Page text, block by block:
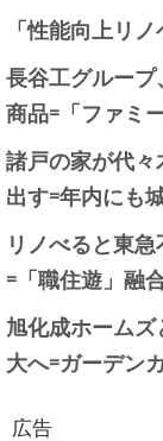
「性能向上リ
長谷工グルー
商品=「ファミ
諸戸の家が代
出す=年内にも
リノべると東
=「職住遊」融
旭化成ホーム
大へ=ガーデン
広告